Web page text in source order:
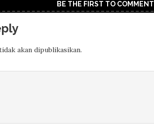
BE THE FIRST TO COMMENT
akan dipublikasikan.